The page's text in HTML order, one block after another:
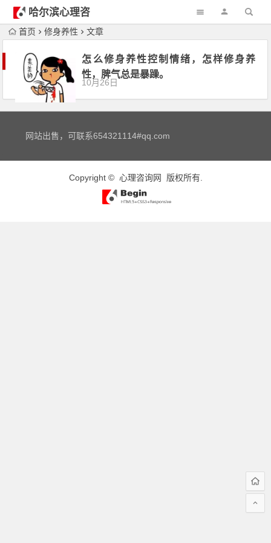
哈尔滨心理咨
询首页 修身养性 文章
怎么修身养性控制情绪，怎样修身养
性，脾气总是暴躁。
10月26日
网站出售，可联系654321114#qq.com
Copyright © 心理咨询网 版权所有.